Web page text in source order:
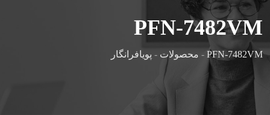
PFN-7482VM
PFN-7482VM
- محصولات - پویافرانگار